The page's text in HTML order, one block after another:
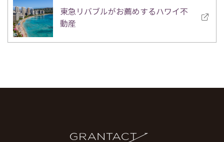
東急リバブルがお薦めするハワイ不
動産